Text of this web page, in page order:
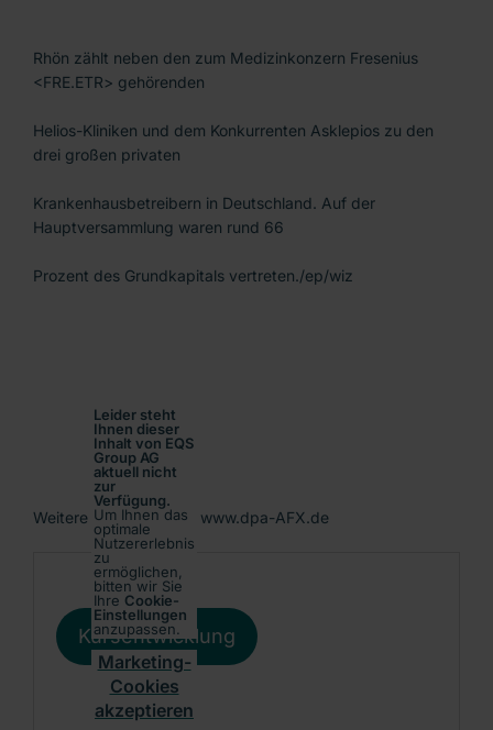
Rhön zählt neben den zum Medizinkonzern Fresenius
<FRE.ETR> gehörenden
Helios-Kliniken und dem Konkurrenten Asklepios zu den
drei großen privaten
Krankenhausbetreibern in Deutschland. Auf der
Hauptversammlung waren rund 66
Prozent des Grundkapitals vertreten./ep/wiz
Weitere Informationen: www.dpa-AFX.de
Leider steht
Ihnen dieser
Inhalt von EQS
Group AG
aktuell nicht
zur
Verfügung.
Um Ihnen das
optimale
Nutzererlebnis
zu
ermöglichen,
bitten wir Sie
Ihre Cookie-
Einstellungen
anzupassen.
Marketing-
Cookies
akzeptieren
Kursentwicklung